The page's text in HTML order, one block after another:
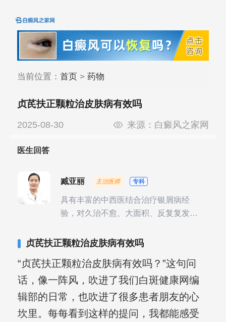
当前位置： 首页> 药物
贞芪扶正颗粒治皮肤病有效吗
2025-08-30 来源： 白癜风之家网
医生回答
臧亚丽 主治医师 专科
具有丰富的中西医结合治疗银屑病经
验，对久治不愈、大面积、反复复发性
贞芪扶正颗粒治皮肤病有效吗
“贞芪扶正颗粒治皮肤病有效吗？”这句问
话，像一阵风，吹进了我们白斑健康网编
辑部的日常，也吹进了很多患者朋友的心
坎里。每每看到这样的提问，我都能感受